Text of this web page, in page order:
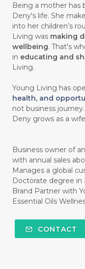
#CISTUS
#CLEANER
#CLEAR
#COKLAT
#COLON
Being a mother has
Deny's life. She
into her children’s
Living was making
wellbeing. That's
in educating and
Living.
Young Living has
health, and
not business
Deny grows as a
Business owner of
with annual sales
Manages a global
Doctorate degree
Brand Partner with
Essential Oils
CONTACT